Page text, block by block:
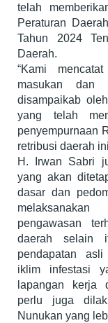
telah
Peraturan
Tahun 2024
Daerah.
“Kami
masukan dan
disampaikab
yang telah
penyempurnaan
retribusi daerah
H. Irwan Sabri
yang akan
dasar dan
melaksanakan
pengawasan
daerah selain
pendapatan
iklim infestasi
lapangan kerja
perlu juga
Nunukan yang